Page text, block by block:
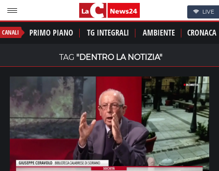
LIVE
CANALI PRIMO PIANO TG INTEGRALI AMBIENTE CRONACA
TAG "DENTRO LA NOTIZIA"